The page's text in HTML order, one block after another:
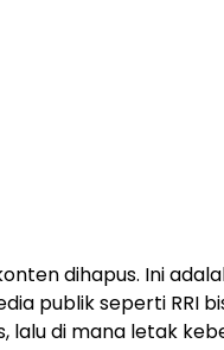
dihapus. Ini
publik seperti RRI
lalu di mana letak